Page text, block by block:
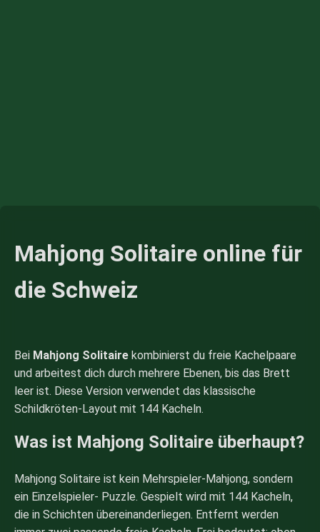
Mahjong Solitaire online für
die Schweiz
Bei Mahjong Solitaire kombinierst du freie Kachelpaare
und arbeitest dich durch mehrere Ebenen, bis das Brett
leer ist. Diese Version verwendet das klassische
Schildkröten-Layout mit 144 Kacheln.
Was ist Mahjong Solitaire überhaupt?
Mahjong Solitaire ist kein Mehrspieler-Mahjong, sondern
ein Einzelspieler- Puzzle. Gespielt wird mit 144 Kacheln,
die in Schichten übereinanderliegen. Entfernt werden